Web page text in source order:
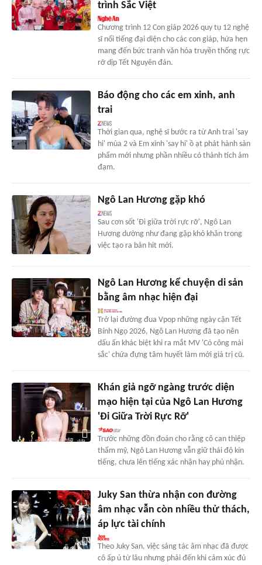
trình Sắc Việt
Chương trình 12 Con giáp 2026 quy tụ 12 nghệ
sĩ nổi tiếng đại diện cho các con giáp, hứa hẹn
mang đến bức tranh văn hóa truyền thống rực
rỡ dịp Tết Nguyên đán.
Báo động cho các em xinh, anh
trai
Thời gian qua, nghệ sĩ bước ra từ Anh trai 'say
hi' mùa 2 và Em xinh 'say hi' ồ ạt phát hành sản
phẩm mới nhưng phần nhiều có thành tích ảm
đạm.
Ngô Lan Hương gặp khó
Sau cơn sốt 'Đi giữa trời rực rỡ', Ngô Lan
Hương dường như đang gặp khó khăn trong
việc tạo ra bản hit mới.
Ngô Lan Hương kể chuyện di sản
bằng âm nhạc hiện đại
Trở lại đường đua Vpop những ngày cận Tết
Bính Ngọ 2026, Ngô Lan Hương đã tạo nên
dấu ấn khác biệt khi ra mắt MV 'Có công mài
sắc' chứa đựng tâm huyết làm mới giá trị cũ.
Khán giả ngỡ ngàng trước diện
mạo hiện tại của Ngô Lan Hương
'Đi Giữa Trời Rực Rỡ'
Trước những đồn đoán cho rằng cô can thiệp
thẩm mỹ, Ngô Lan Hương vẫn giữ thái độ kín
tiếng, chưa lên tiếng xác nhận hay phủ nhận.
Juky San thừa nhận con đường
âm nhạc vẫn còn nhiều thử thách,
áp lực tài chính
Theo Juky San, việc sáng tác âm nhạc đã được
cô ấp ủ từ lâu nhưng phải đến khi cảm xúc đủ